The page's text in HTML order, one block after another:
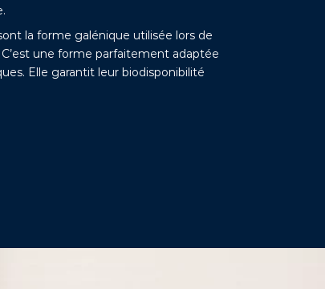
la forme galénique utilisée lors de
une forme parfaitement adaptée
Elle garantit leur biodisponibilité